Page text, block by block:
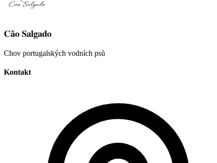
Cão Salgado
Chov portugalských vodních psů
Kontakt